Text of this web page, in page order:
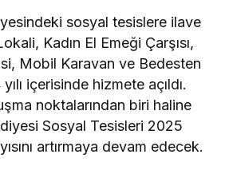
sosyal tesislere ilave
Kadın El Emeği Çarşısı,
Mobil Karavan ve Bedesten
içerisinde hizmete açıldı.
noktalarından biri haline
Sosyal Tesisleri 2025
artırmaya devam edecek.